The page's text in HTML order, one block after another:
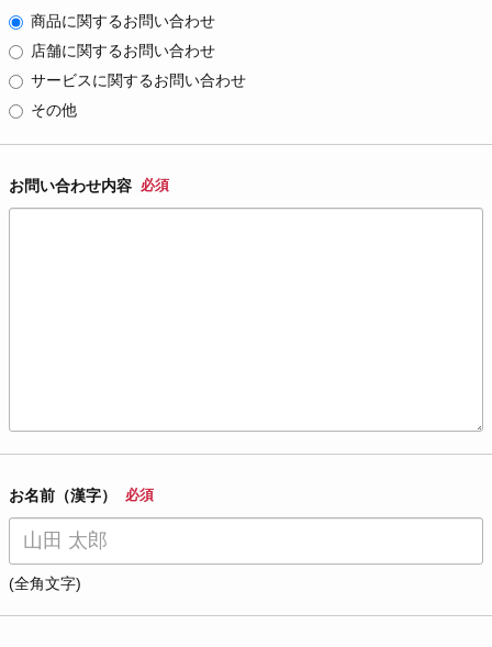
商品に関するお問い合わせ
店舗に関するお問い合わせ
サービスに関するお問い合わせ
その他
お問い合わせ内容 必須
お名前（漢字） 必須
(全角文字)